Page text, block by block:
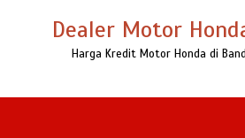
Dealer Motor
Harga Kredit Motor Honda di